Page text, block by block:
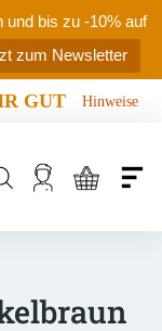
bis zu -10% auf
zum Newsletter
GUT Hinweise